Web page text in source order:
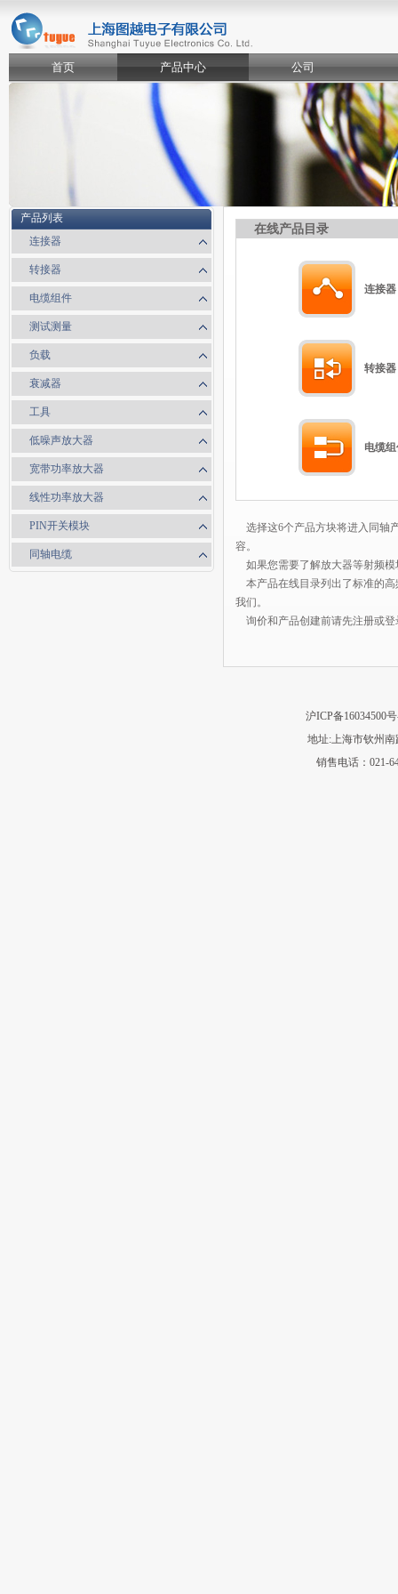
首页 产品中心 公司
产品列表
连接器
转接器
电缆组件
测试测量
负载
衰减器
工具
低噪声放大器
宽带功率放大器
线性功率放大器
PIN开关模块
同轴电缆
在线产品目录
连接器
转接器
电缆
选择这6个产品方块将进入同轴
容。
如果您需要了解放大器等射频模
本产品在线目录列出了标准的高
我们。
询价和产品创建前请先注册或
沪ICP备16034500
地址:上海市钦州南
销售电话：021-